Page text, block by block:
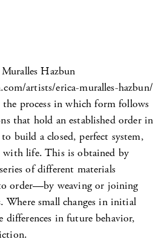
Hazbun
artists/erica-muralles-hazbun/
process in which form follows
that hold an established order in
build a closed, perfect system,
life. This is obtained by
of different materials
order—by weaving or joining
Where small changes in initial
differences in future behavior,